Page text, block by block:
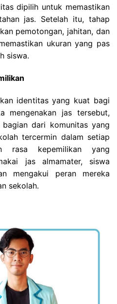
dipilih untuk memastikan
jas. Setelah itu, tahap
pemotongan, jahitan, dan
ukuran yang pas
siswa.
identitas yang kuat bagi
mengenakan jas tersebut,
dari komunitas yang
tercermin dalam setiap
rasa kepemilikan yang
jas almamater, siswa
mengakui peran mereka
sekolah.